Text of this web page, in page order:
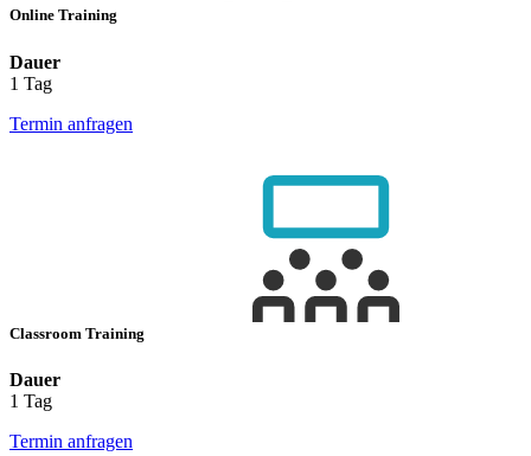
Online Training
Dauer
1 Tag
Termin anfragen
Classroom Training
Dauer
1 Tag
Termin anfragen